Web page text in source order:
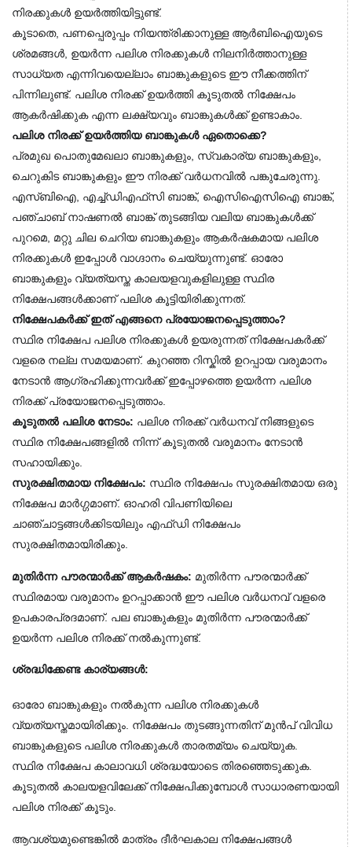
നിരക്കുകൾ ഉയർത്തിയിട്ടുണ്ട്.
കൂടാതെ, പണപ്പെരുപ്പം നിയന്ത്രിക്കാനുള്ള ആർബിഐയുടെ
ശ്രമങ്ങൾ, ഉയർന്ന പലിശ നിരക്കുകൾ നിലനിർത്താനുള്ള
സാധ്യത എന്നിവയെല്ലാം ബാങ്കുകളുടെ ഈ നീക്കത്തിന്
പിന്നിലുണ്ട്. പലിശ നിരക്ക് ഉയർത്തി കൂടുതൽ നിക്ഷേപം
ആകർഷിക്കുക എന്ന ലക്ഷ്യവും ബാങ്കുകൾക്ക് ഉണ്ടാകാം.
പലിശ നിരക്ക് ഉയർത്തിയ ബാങ്കുകൾ ഏതൊക്കെ?
പ്രമുഖ പൊതുമേഖലാ ബാങ്കുകളും, സ്വകാര്യ ബാങ്കുകളും,
ചെറുകിട ബാങ്കുകളും ഈ നിരക്ക് വർധനവിൽ പങ്കുചേരുന്നു.
എസ്ബിഐ, എച്ച്ഡിഎഫ്‌സി ബാങ്ക്, ഐസിഐസിഐ ബാങ്ക്,
പഞ്ചാബ് നാഷണൽ ബാങ്ക് തുടങ്ങിയ വലിയ ബാങ്കുകൾക്ക്
പുറമെ, മറ്റു ചില ചെറിയ ബാങ്കുകളും ആകർഷകമായ പലിശ
നിരക്കുകൾ ഇപ്പോൾ വാഗ്ദാനം ചെയ്യുന്നുണ്ട്. ഓരോ
ബാങ്കുകളും വ്യത്യസ്ത കാലയളവുകളിലുള്ള സ്ഥിര
നിക്ഷേപങ്ങൾക്കാണ് പലിശ കൂട്ടിയിരിക്കുന്നത്.
നിക്ഷേപകർക്ക് ഇത് എങ്ങനെ പ്രയോജനപ്പെടുത്താം?
സ്ഥിര നിക്ഷേപ പലിശ നിരക്കുകൾ ഉയരുന്നത് നിക്ഷേപകർക്ക്
വളരെ നല്ല സമയമാണ്. കുറഞ്ഞ റിസ്കിൽ ഉറപ്പായ വരുമാനം
നേടാൻ ആഗ്രഹിക്കുന്നവർക്ക് ഇപ്പോഴത്തെ ഉയർന്ന പലിശ
നിരക്ക് പ്രയോജനപ്പെടുത്താം.
കൂടുതൽ പലിശ നേടാം: പലിശ നിരക്ക് വർധനവ് നിങ്ങളുടെ
സ്ഥിര നിക്ഷേപങ്ങളിൽ നിന്ന് കൂടുതൽ വരുമാനം നേടാൻ
സഹായിക്കും.
സുരക്ഷിതമായ നിക്ഷേപം: സ്ഥിര നിക്ഷേപം സുരക്ഷിതമായ ഒരു
നിക്ഷേപ മാർഗ്ഗമാണ്. ഓഹരി വിപണിയിലെ
ചാഞ്ചാട്ടങ്ങൾക്കിടയിലും എഫ്ഡി നിക്ഷേപം
സുരക്ഷിതമായിരിക്കും.
മുതിർന്ന പൗരന്മാർക്ക് ആകർഷകം: മുതിർന്ന പൗരന്മാർക്ക്
സ്ഥിരമായ വരുമാനം ഉറപ്പാക്കാൻ ഈ പലിശ വർധനവ് വളരെ
ഉപകാരപ്രദമാണ്. പല ബാങ്കുകളും മുതിർന്ന പൗരന്മാർക്ക്
ഉയർന്ന പലിശ നിരക്ക് നൽകുന്നുണ്ട്.
ശ്രദ്ധിക്കേണ്ട കാര്യങ്ങൾ:
ഓരോ ബാങ്കുകളും നൽകുന്ന പലിശ നിരക്കുകൾ
വ്യത്യസ്തമായിരിക്കും. നിക്ഷേപം തുടങ്ങുന്നതിന് മുൻപ് വിവിധ
ബാങ്കുകളുടെ പലിശ നിരക്കുകൾ താരതമ്യം ചെയ്യുക.
സ്ഥിര നിക്ഷേപ കാലാവധി ശ്രദ്ധയോടെ തിരഞ്ഞെടുക്കുക.
കൂടുതൽ കാലയളവിലേക്ക് നിക്ഷേപിക്കുമ്പോൾ സാധാരണയായി
പലിശ നിരക്ക് കൂടും.
ആവശ്യമുണ്ടെങ്കിൽ മാത്രം ദീർഘകാല നിക്ഷേപങ്ങൾ